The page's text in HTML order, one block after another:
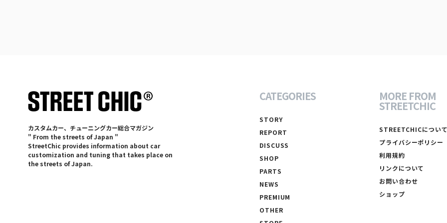
カスタムカー、チューニングカー総合マガジン
" From the streets of Japan "
StreetChic provides information about car
customization and tuning that takes place on
the streets of Japan.
CATEGORIES
STORY
REPORT
DISCUSS
SHOP
PARTS
NEWS
PREMIUM
OTHER
MORE FROM
STREETCHIC
STREETCHICについ
プライバシーポリシー
利用規約
リンクについて
お問い合わせ
ショップ